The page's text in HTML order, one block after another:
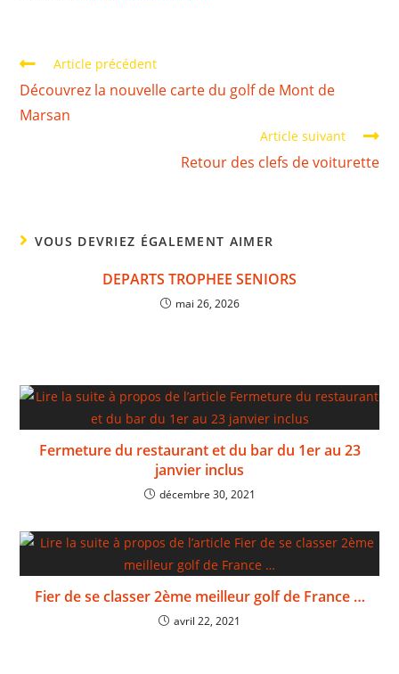
Article précédent
Découvrez la nouvelle carte du golf de Mont de
Marsan
Article suivant
Retour des clefs de voiturette
VOUS DEVRIEZ ÉGALEMENT AIMER
DEPARTS TROPHEE SENIORS
mai 26, 2026
Fermeture du restaurant et du bar du 1er au 23
janvier inclus
décembre 30, 2021
Fier de se classer 2ème meilleur golf de France …
avril 22, 2021